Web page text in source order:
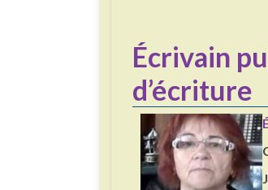
Écrivain
d’écriture